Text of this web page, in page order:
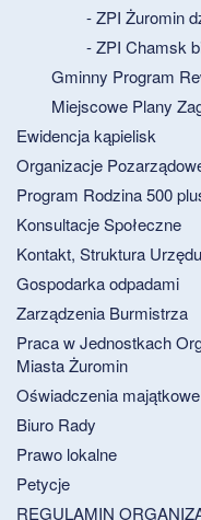
- ZPI Żuromin
- ZPI Chamsk
Gminny Program
Miejscowe Plany
Ewidencja kąpielisk
Organizacje
Program Rodzina 500
Konsultacje Społeczne
Kontakt, Struktura
Gospodarka odpadami
Zarządzenia Burmistrza
Praca w Jednostkach
Miasta Żuromin
Oświadczenia majątkowe
Biuro Rady
Prawo lokalne
Petycje
REGULAMIN